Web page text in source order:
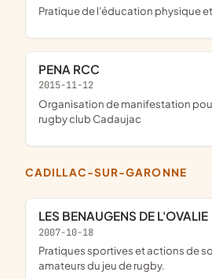
pratique de l'éducation physique
PENA RCC
2015-11-12
organisation de manifestation pour les joueurs du
rugby club Cadaujac
CADILLAC-SUR-GARONNE
LES BENAUGENS DE L'OVALIE
2007-10-18
Pratiques sportives et actions de solidarité entre
amateurs du jeu de rugby.